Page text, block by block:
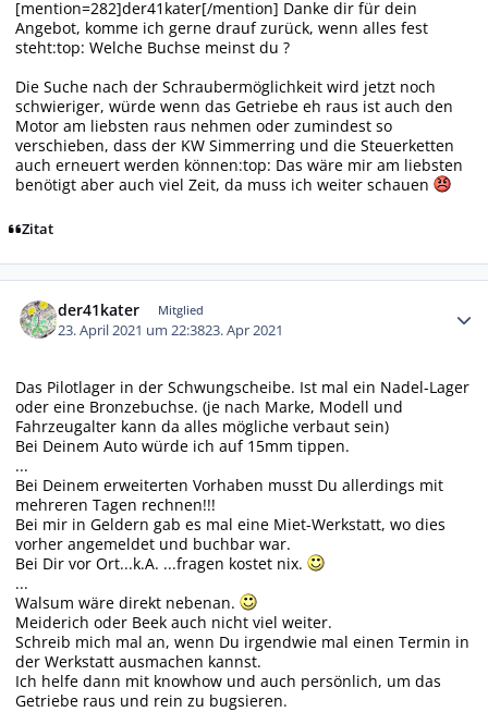
[mention=282]der41kater[/mention] Danke dir für dein
Angebot, komme ich gerne drauf zurück, wenn alles fest
steht:top: Welche Buchse meinst du ?
Die Suche nach der Schraubermöglichkeit wird jetzt noch
schwieriger, würde wenn das Getriebe eh raus ist auch den
Motor am liebsten raus nehmen oder zumindest so
verschieben, dass der KW Simmerring und die Steuerketten
auch erneuert werden können:top: Das wäre mir am liebsten
benötigt aber auch viel Zeit, da muss ich weiter schauen
Zitat
der41kater Mitglied
23. April 2021 um 22:3823. Apr 2021
Das Pilotlager in der Schwungscheibe. Ist mal ein Nadel-Lager
oder eine Bronzebuchse. (je nach Marke, Modell und
Fahrzeugalter kann da alles mögliche verbaut sein)
Bei Deinem Auto würde ich auf 15mm tippen.
...
Bei Deinem erweiterten Vorhaben musst Du allerdings mit
mehreren Tagen rechnen!!!
Bei mir in Geldern gab es mal eine Miet-Werkstatt, wo dies
vorher angemeldet und buchbar war.
Bei Dir vor Ort...k.A. ...fragen kostet nix.
...
Walsum wäre direkt nebenan.
Meiderich oder Beek auch nicht viel weiter.
Schreib mich mal an, wenn Du irgendwie mal einen Termin in
der Werkstatt ausmachen kannst.
Ich helfe dann mit knowhow und auch persönlich, um das
Getriebe raus und rein zu bugsieren.